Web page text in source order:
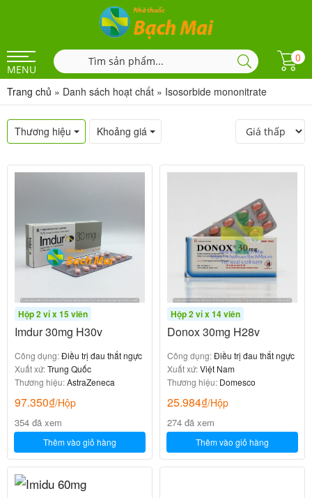
MENU
0
Trang chủ » Danh sách hoạt chất » Isosorbide mononitrate
Thương hiệu Khoảng giá
Hộp 2 vỉ x 15 viên
Imdur 30mg H30v
Công dụng:Điều trị đau thắt ngực
Xuất xứ:Trung Quốc
Thương hiệu:AstraZeneca
97.350₫/Hộp
354 đã xem
Thêm vào giỏ hàng
Hộp 2 vỉ x 14 viên
Donox 30mg H28v
Công dụng:Điều trị đau thắt ngực
Xuất xứ:Việt Nam
Thương hiệu: Domesco
25.984₫/Hộp
274 đã xem
Thêm vào giỏ hàng